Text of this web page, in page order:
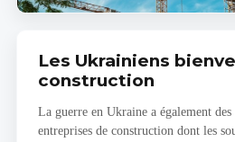
Les Ukrainiens
construction
La guerre en Ukraine a également des
entreprises de construction dont les